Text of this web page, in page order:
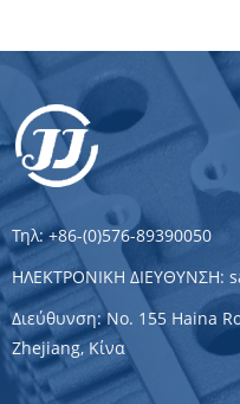
Τηλ: +86-(0)576-89390050
ΗΛΕΚΤΡΟΝΙΚΗ ΔΙΕΥΘΥΝΣΗ:
Διεύθυνση: No. 155 Haina
Zhejiang, Κίνα